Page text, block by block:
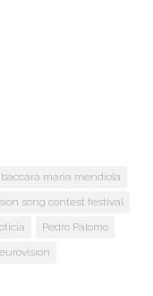
baccara maria mendiola
song contest festival
Pedro Palomo